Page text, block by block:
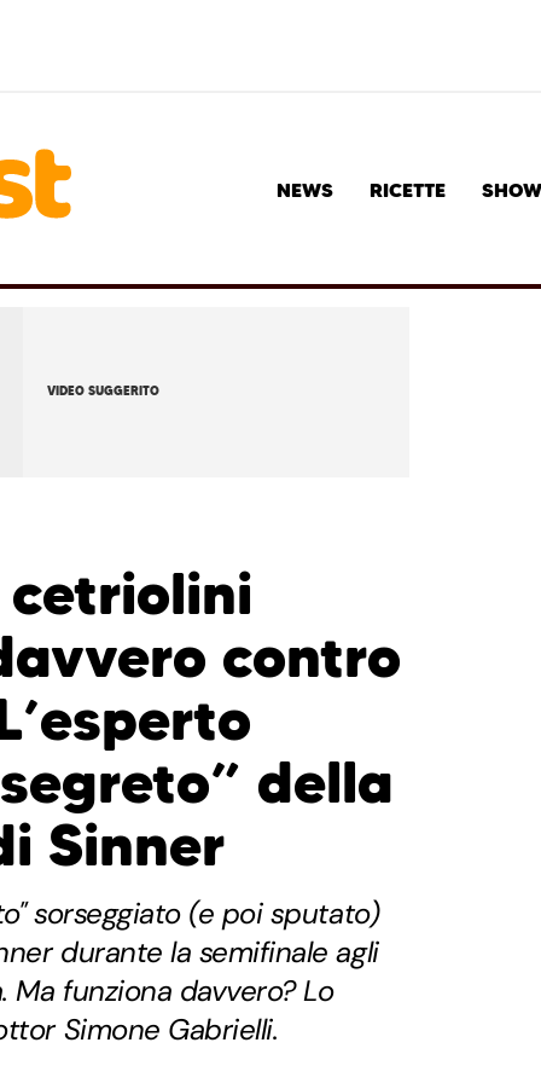
NEWS RICETTE SHOW
VIDEO SUGGERITO
cetriolini
contro
della
Sinner
sorseggiato (e poi sputato)
durante la semifinale agli
Ma funziona davvero? Lo
Simone Gabrielli.